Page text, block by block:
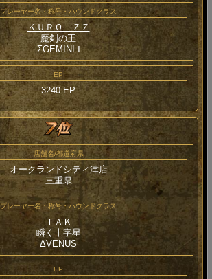
プレーヤー名・称号・ハウンドクラス
ＫＵＲＯ ＺＺ
魔剣の王
ΣGEMINI Ⅰ
EP
3240 EP
店舗名/都道府県
オークランドシティ津店
三重県
プレーヤー名・称号・ハウンドクラス
ＴＡＫ
瞬く十字星
ΔVENUS
EP